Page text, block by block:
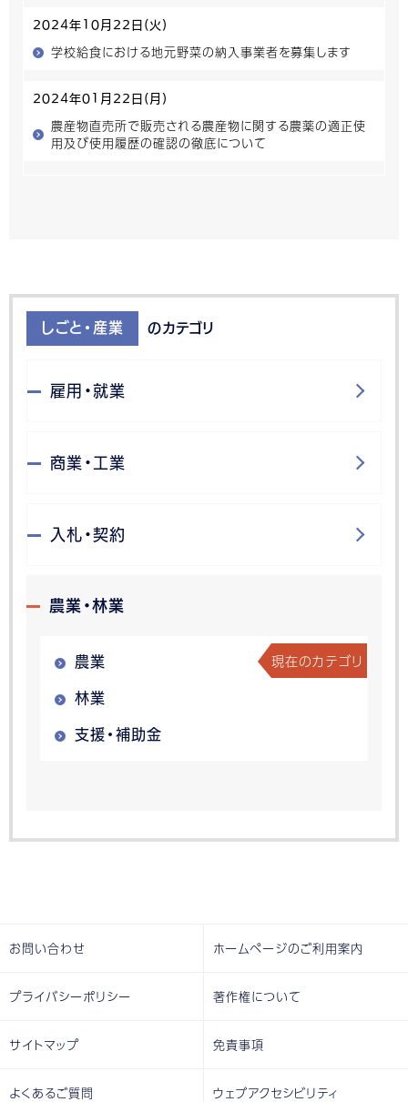
2024年10月22日(火)
学校給食における地元野菜の納入事業者を募集します
2024年01月22日(月)
農産物直売所で販売される農産物に関する農薬の適正使
用及び使用履歴の確認の徹底について
しごと・産業 のカテゴリ
雇用・就業
商業・工業
入札・契約
農業・林業
農業 現在のカテゴリ
林業
支援・補助金
お問い合わせ ホームページのご利用案内
プライバシーポリシー 著作権について
サイトマップ 免責事項
よくあるご質問 ウェブアクセシビリティ